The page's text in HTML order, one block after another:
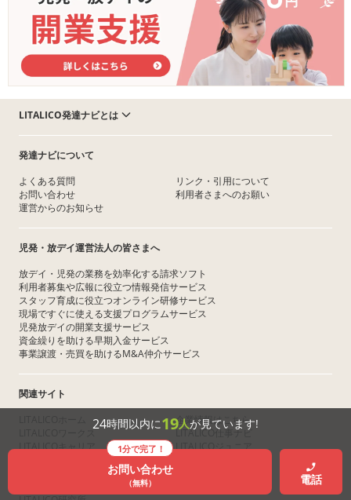
24時間以内に19人が見ています!
1分で完了！
お問い合わせ
（無料） 電話
LITALICO発達ナビとは
発達ナビについて
よくある質問
お問い合わせ
運営からのお知らせ
リンク・引用について
利用者さまへのお願い
児発・放デイ運営法人の皆さまへ
放デイ・児発の業務を効率化する請求ソフト
利用者募集や広報に役立つ情報発信サービス
スタッフ育成に役立つオンライン研修サービス
現場ですぐに使える支援プログラムサービス
児発放デイの開業支援サービス
資金繰りを助ける早期入金サービス
事業譲渡・売買を助けるM&A仲介サービス
関連サイト
LITALICOワークス
LITALICOキャリア
企業情報はこちら
LITALICO仕事ナビ
LITALICOジュニア